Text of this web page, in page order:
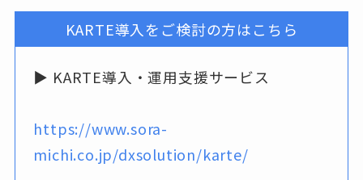
KARTE導入をご検討の方はこちら
▶ KARTE導入・運用支援サービス
https://www.sora-
michi.co.jp/dxsolution/karte/